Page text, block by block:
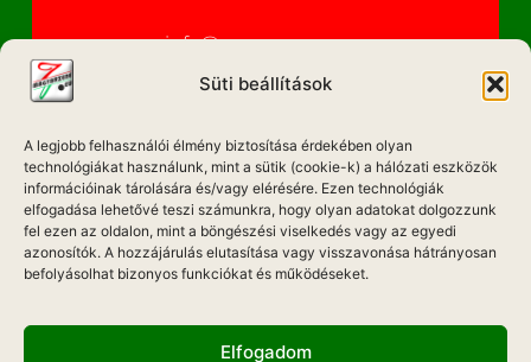
Süti beállítások
A legjobb felhasználói élmény biztosítása érdekében olyan
technológiákat használunk, mint a sütik (cookie-k) a hálózati eszközök
információinak tárolására és/vagy elérésére. Ezen technológiák
elfogadása lehetővé teszi számunkra, hogy olyan adatokat dolgozzunk
fel ezen az oldalon, mint a böngészési viselkedés vagy az egyedi
azonosítók. A hozzájárulás elutasítása vagy visszavonása hátrányosan
befolyásolhat bizonyos funkciókat és működéseket.
Elfogadom
info@magyarzene.eu
IMPRESSZUM
ETIKAI KÓDEX
MÉDIA AJÁNLAT
ADATKEZELÉSI NYILATKOZAT